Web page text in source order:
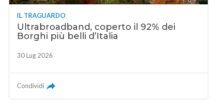
IL TRAGUARDO
Ultrabroadband, coperto il 92% dei
Borghi più belli d’Italia
30 Lug 2026
Condividi